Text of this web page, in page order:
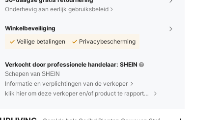
Onderhevig aan eerlijk gebruiksbeleid
Winkelbeveiliging
Veilige betalingen
Privacybescherming
Verkocht door professionele handelaar: SHEIN
Schepen van SHEIN
Informatie en verplichtingen van de verkoper
klik hier om deze verkoper en/of product te rapporteren.